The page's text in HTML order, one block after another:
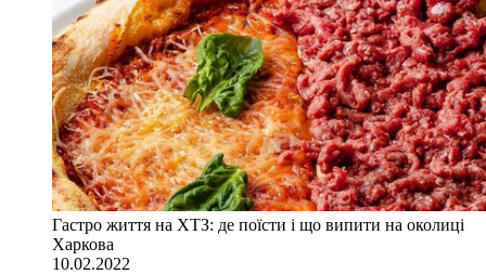
Гастро життя на ХТЗ: де поїсти і що випити на околиці
Харкова
10.02.2022